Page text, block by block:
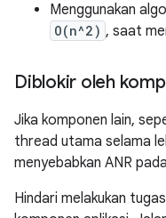
Menggunakan
O(n^2) , saat
Diblokir oleh
Jika komponen lain,
thread utama selama
menyebabkan ANR
Hindari melakukan